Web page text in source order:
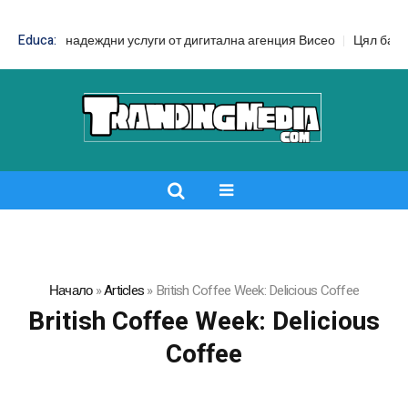
Educa:
– надеждни услуги от дигитална агенция Висео Цял бански
Начало»Articles»British Coffee Week: Delicious Coffee
British Coffee Week: Delicious
Coffee